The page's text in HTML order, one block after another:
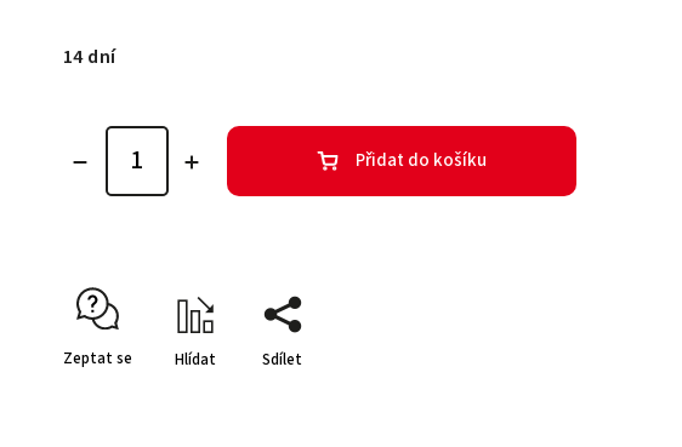
14 dní
Přidat do košíku
Zeptat se Hlídat Sdílet